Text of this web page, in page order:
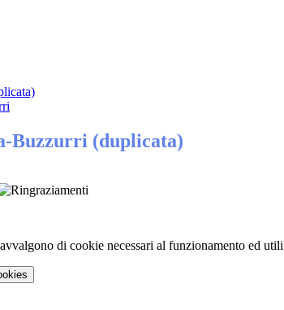
Buzzurri (duplicata)
di cookie necessari al funzionamento ed